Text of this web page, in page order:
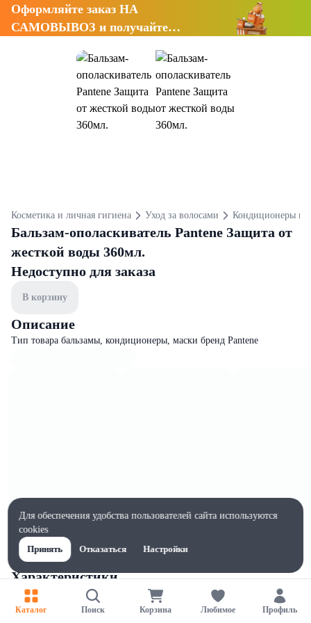
Оформляйте заказ НА
САМОВЫВОЗ и получайте
Косметика и личная гигиена Уход за волосами Кондиционеры и
Бальзам-ополаскиватель Pantene Защита от
жесткой воды 360мл.
Недоступно для заказа
В корзину
Описание
Тип товара бальзамы, кондиционеры, маски бренд Pantene
Характеристики
Ширина, мм
50
Каталог Поиск Корзина Любимое Профиль
Для обеспечения удобства пользователей сайта используются
cookies
Принять
Отказаться Настройки